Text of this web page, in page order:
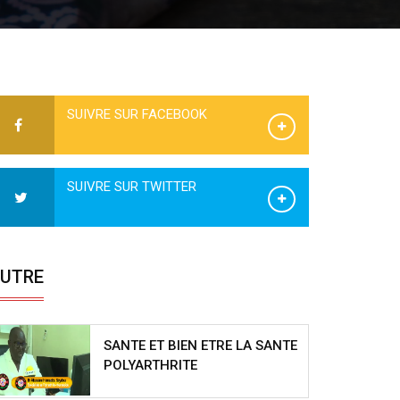
SUIVRE SUR FACEBOOK
SUIVRE SUR TWITTER
SANTE ET BIEN ETRE LA SANTE
POLYARTHRITE